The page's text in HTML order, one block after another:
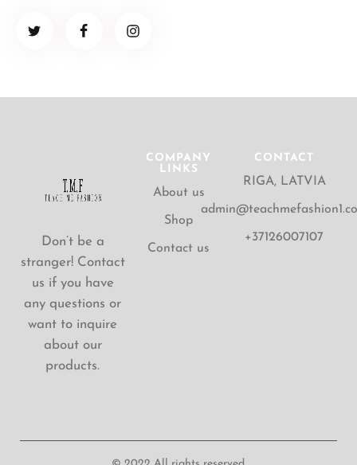
Don’t be a
stranger! Contact
us if you have
any questions or
want to inquire
about our
products.
COMPANY
LINKS
About us
Shop
Contact us
CONTACT
RIGA, LATVIA
+37126007107